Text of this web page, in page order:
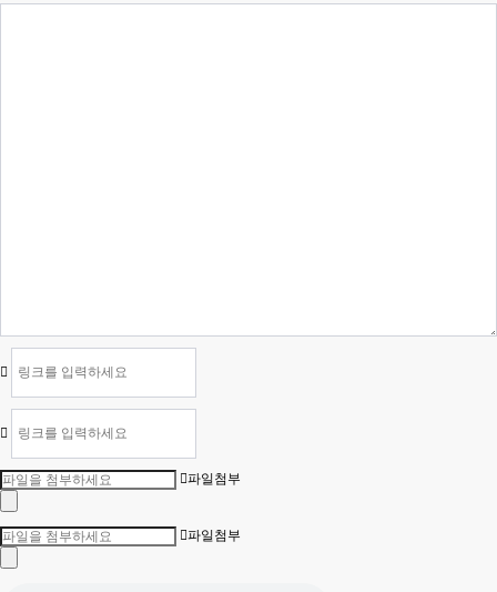
파일첨부
파일첨부